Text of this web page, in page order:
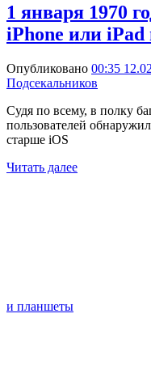
1 января 1970
iPhone или
Опубликовано 00:35
Подсекальников
Судя по всему, в полку
пользователей
старше iOS
Читать далее
и планшеты